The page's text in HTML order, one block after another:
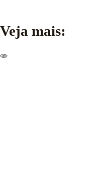
Veja mais: